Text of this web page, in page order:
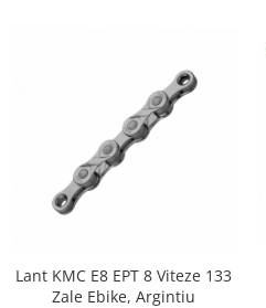
Lant KMC E8 EPT 8 Viteze 133
Zale Ebike, Argintiu